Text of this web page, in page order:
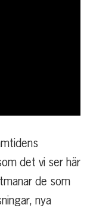
det vi ser här
de som
nya